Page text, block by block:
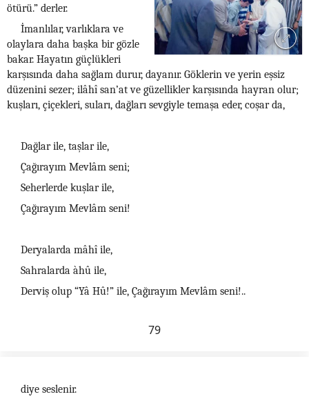
ötürü.” derler.
İmanlılar, varlıklara ve
olaylara daha başka bir gözle
bakar. Hayatın güçlükleri
karşısında daha sağlam durur, dayanır. Göklerin ve yerin eşsiz
düzenini sezer; ilâhî san’at ve güzellikler karşısında hayran olur;
kuşları, çiçekleri, suları, dağları sevgiyle temaşa eder, coşar da,
Dağlar ile, taşlar ile,
Çağırayım Mevlâm seni;
Seherlerde kuşlar ile,
Çağırayım Mevlâm seni!
Deryalarda mâhî ile,
Sahralarda àhû ile,
Derviş olup “Yâ Hû!” ile, Çağırayım Mevlâm seni!..
79
diye seslenir.